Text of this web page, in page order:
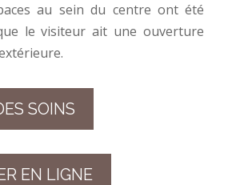
au sein du centre ont été
le visiteur ait une ouverture
SOINS
EN LIGNE